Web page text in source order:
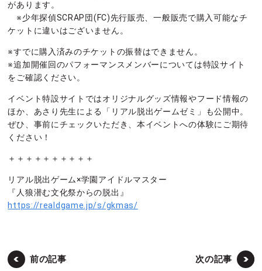
があります。
※少年探偵SCRAP団(FC)先行販売、一般販売で購入可能なチ
ケットに違いはございません。
※すでに購入済みのチケットの振替はできません。
※追加開催回のパフォーマンスメンバーについては特設サイト
をご確認ください。
イベント特設サイトではオリジナルグッズ情報やフード情報の
ほか、あさり先生による「リアル脱出ゲームゼミ」も公開中。
ぜひ、事前にチェックいただき、本イベントへの体験にご期待
ください！
＋＋＋＋＋＋＋＋＋＋
リアル脱出ゲーム×学園アイドルマスター
『人狼潜む文化祭からの脱出』
https://realdgame.jp/s/gkmas/
前の記事 次の記事